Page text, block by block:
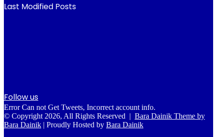
Last Modified Posts
Follow us
Error Can not Get Tweets, Incorrect account info.
© Copyright 2026, All Rights Reserved | Bara Dainik Theme by
Bara Dainik | Proudly Hosted by Bara Dainik